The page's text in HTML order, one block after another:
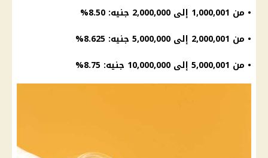
• من 1,000,001 إلى 2,000,000 جنيه: 8.50%
• من 2,000,001 إلى 5,000,000 جنيه: 8.625%
• من 5,000,001 إلى 10,000,000 جنيه: 8.75%